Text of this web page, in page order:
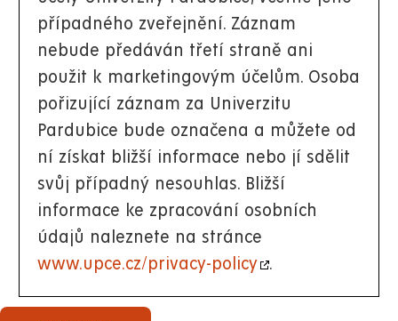
případného zveřejnění. Záznam
nebude předáván třetí straně ani
použit k marketingovým účelům. Osoba
pořizující záznam za Univerzitu
Pardubice bude označena a můžete od
ní získat bližší informace nebo jí sdělit
svůj případný nesouhlas. Bližší
informace ke zpracování osobních
údajů naleznete na stránce
www.upce.cz/privacy-policy
.